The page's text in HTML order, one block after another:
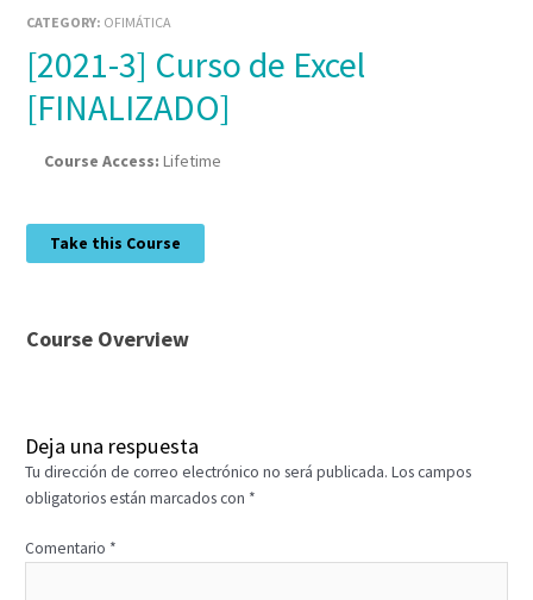
CATEGORY: OFIMÁTICA
[2021-3] Curso de Excel
[FINALIZADO]
Course Access:Lifetime
Take this Course
Course Overview
Deja una respuesta
Tu dirección de correo electrónico no será publicada. Los campos
obligatorios están marcados con *
Comentario *